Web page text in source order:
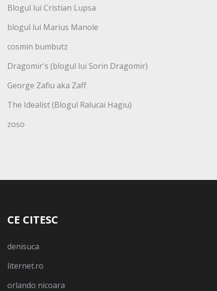
Blogul lui Cristian Lupsa
blogul lui Marius Manole
cosmin bumbutz
Dragomir's (blogul lui Sorin Dragomir)
George Zafiu aka Zaff
The Idealist (Blogul Ralucai Hagiu)
zoso
CE CITESC
denisuca
liternet.ro
orlando nicoara